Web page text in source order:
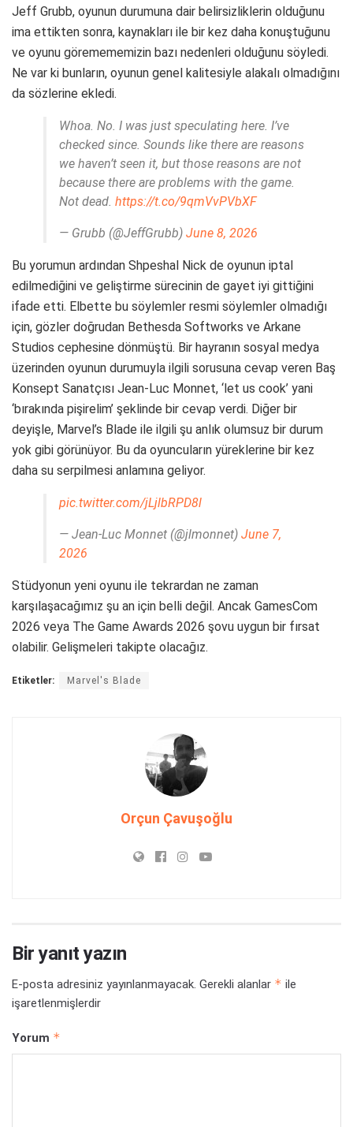
Jeff Grubb, oyunun durumuna dair belirsizliklerin olduğunu
ima ettikten sonra, kaynakları ile bir kez daha konuştuğunu
ve oyunu göremememizin bazı nedenleri olduğunu söyledi.
Ne var ki bunların, oyunun genel kalitesiyle alakalı olmadığını
da sözlerine ekledi.
Whoa. No. I was just speculating here. I’ve
checked since. Sounds like there are reasons
we haven’t seen it, but those reasons are not
because there are problems with the game.
Not dead. https://t.co/9qmVvPVbXF
— Grubb (@JeffGrubb) June 8, 2026
Bu yorumun ardından Shpeshal Nick de oyunun iptal
edilmediğini ve geliştirme sürecinin de gayet iyi gittiğini
ifade etti. Elbette bu söylemler resmi söylemler olmadığı
için, gözler doğrudan Bethesda Softworks ve Arkane
Studios cephesine dönmüştü. Bir hayranın sosyal medya
üzerinden oyunun durumuyla ilgili sorusuna cevap veren Baş
Konsept Sanatçısı Jean-Luc Monnet, ‘let us cook’ yani
‘bırakında pişirelim’ şeklinde bir cevap verdi. Diğer bir
deyişle, Marvel’s Blade ile ilgili şu anlık olumsuz bir durum
yok gibi görünüyor. Bu da oyuncuların yüreklerine bir kez
daha su serpilmesi anlamına geliyor.
pic.twitter.com/jLjlbRPD8l
— Jean-Luc Monnet (@jlmonnet) June 7,
2026
Stüdyonun yeni oyunu ile tekrardan ne zaman
karşılaşacağımız şu an için belli değil. Ancak GamesCom
2026 veya The Game Awards 2026 şovu uygun bir fırsat
olabilir. Gelişmeleri takipte olacağız.
Etiketler: Marvel's Blade
Orçun Çavuşoğlu
Bir yanıt yazın
E-posta adresiniz yayınlanmayacak. Gerekli alanlar * ile
işaretlenmişlerdir
Yorum *